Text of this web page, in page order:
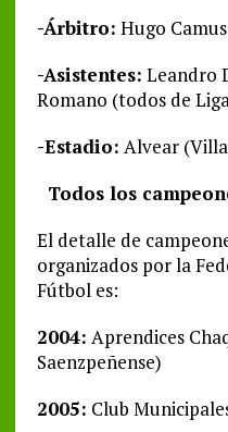
-Árbitro: Hugo
-Asistentes: Leandro
Romano (todos de
-Estadio: Alvear
Todos los
El detalle de
organizados por la
Fútbol es:
2004: Aprendices
Saenzpeñense)
2005: Club